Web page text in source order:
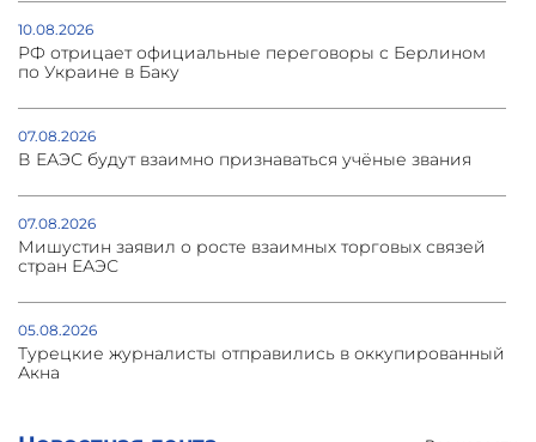
10.08.2026
РФ отрицает официальные переговоры с Берлином
по Украине в Баку
07.08.2026
В ЕАЭС будут взаимно признаваться учёные звания
07.08.2026
Мишустин заявил о росте взаимных торговых связей
стран ЕАЭС
05.08.2026
Турецкие журналисты отправились в оккупированный
Акна
05.08.2026